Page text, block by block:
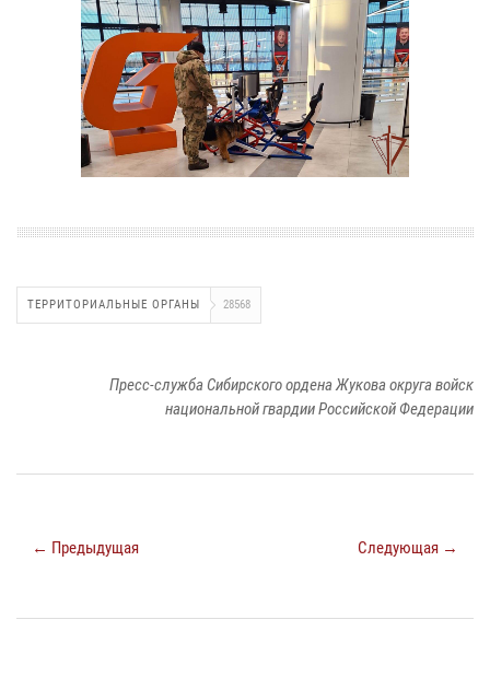
ТЕРРИТОРИАЛЬНЫЕ ОРГАНЫ 28568
Пресс-служба Сибирского ордена Жукова округа войск
национальной гвардии Российской Федерации
← Предыдущая Следующая →